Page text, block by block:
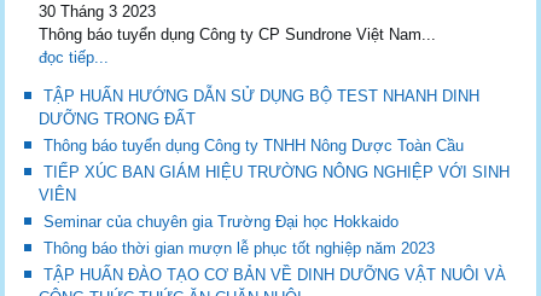
30 Tháng 3 2023
Thông báo tuyển dụng Công ty CP Sundrone Việt Nam...
đọc tiếp...
TẬP HUẤN HƯỚNG DẪN SỬ DỤNG BỘ TEST NHANH DINH
DƯỠNG TRONG ĐẤT
Thông báo tuyển dụng Công ty TNHH Nông Dược Toàn Cầu
TIẾP XÚC BAN GIÁM HIỆU TRƯỜNG NÔNG NGHIỆP VỚI SINH
VIÊN
Seminar của chuyên gia Trường Đại học Hokkaido
Thông báo thời gian mượn lễ phục tốt nghiệp năm 2023
TẬP HUẤN ĐÀO TẠO CƠ BẢN VỀ DINH DƯỠNG VẬT NUÔI VÀ